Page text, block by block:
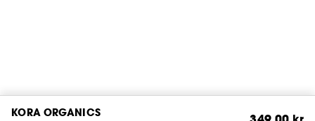
KORA ORGANICS